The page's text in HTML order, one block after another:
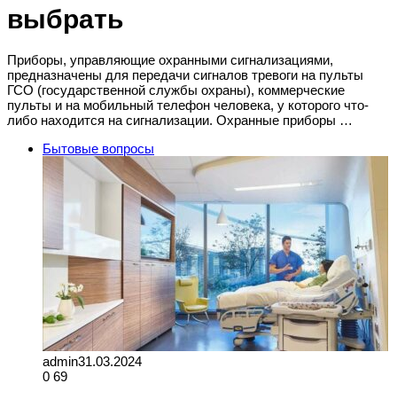
выбрать
Приборы, управляющие охранными сигнализациями,
предназначены для передачи сигналов тревоги на пульты
ГСО (государственной службы охраны), коммерческие
пульты и на мобильный телефон человека, у которого что-
либо находится на сигнализации. Охранные приборы …
Бытовые вопросы
admin31.03.2024
0 69